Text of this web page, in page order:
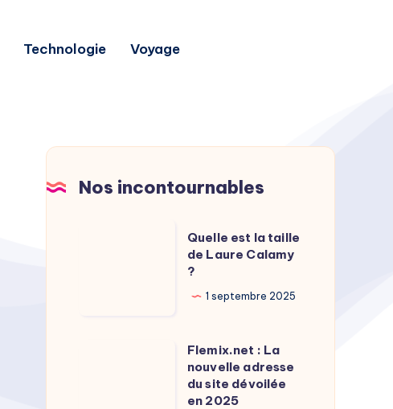
Technologie Voyage
Nos incontournables
Quelle est la taille
de Laure Calamy
?
1 septembre 2025
Flemix.net : La
nouvelle adresse
du site dévoilée
en 2025